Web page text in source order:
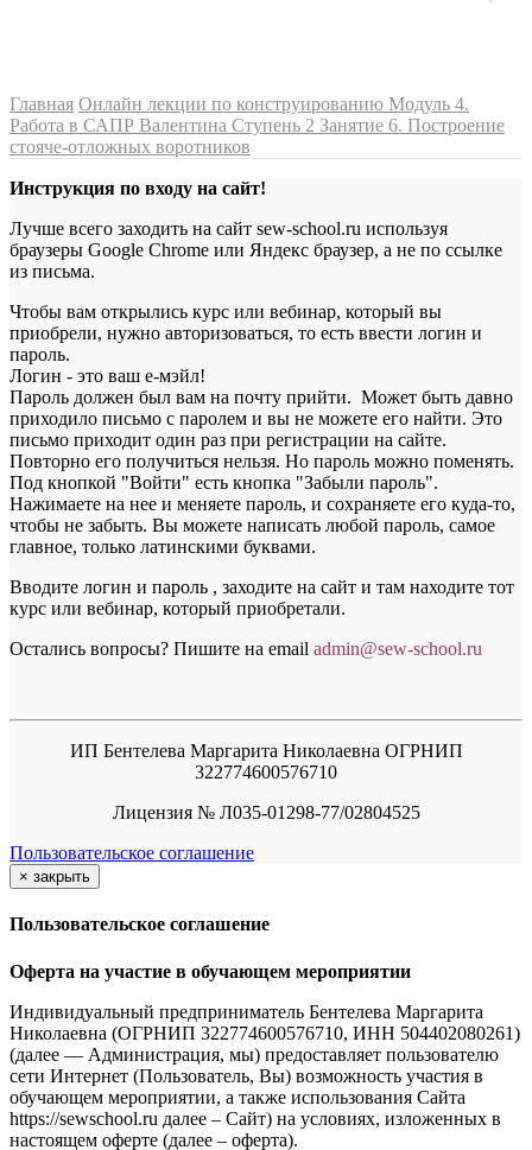
Главная Онлайн лекции по конструированию Модуль 4.
Работа в САПР Валентина Ступень 2 Занятие 6. Построение
стояче-отложных воротников
Инструкция по входу на сайт!
Лучше всего заходить на сайт sew-school.ru используя
браузеры Google Chrome или Яндекс браузер, а не по ссылке
из письма.
Чтобы вам открылись курс или вебинар, который вы
приобрели, нужно авторизоваться, то есть ввести логин и
пароль.
Логин - это ваш е-мэйл!
Пароль должен был вам на почту прийти. Может быть давно
приходило письмо с паролем и вы не можете его найти. Это
письмо приходит один раз при регистрации на сайте.
Повторно его получиться нельзя. Но пароль можно поменять.
Под кнопкой "Войти" есть кнопка "Забыли пароль".
Нажимаете на нее и меняете пароль, и сохраняете его куда-то,
чтобы не забыть. Вы можете написать любой пароль, самое
главное, только латинскими буквами.
Вводите логин и пароль , заходите на сайт и там находите тот
курс или вебинар, который приобретали.
Остались вопросы? Пишите на email admin@sew-school.ru
ИП Бентелева Маргарита Николаевна ОГРНИП
322774600576710
Лицензия № Л035-01298-77/02804525
Пользовательское соглашение
× закрыть
Пользовательское соглашение
Оферта на участие в обучающем мероприятии
Индивидуальный предприниматель Бентелева Маргарита
Николаевна (ОГРНИП 322774600576710, ИНН 504402080261)
(далее — Администрация, мы) предоставляет пользователю
сети Интернет (Пользователь, Вы) возможность участия в
обучающем мероприятии, а также использования Сайта
https://sewschool.ru далее – Сайт) на условиях, изложенных в
настоящем оферте (далее – оферта).